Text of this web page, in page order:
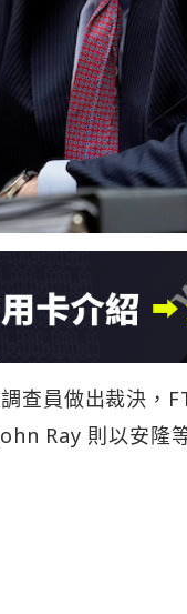
查員做出裁決，
Ray 則以安隆